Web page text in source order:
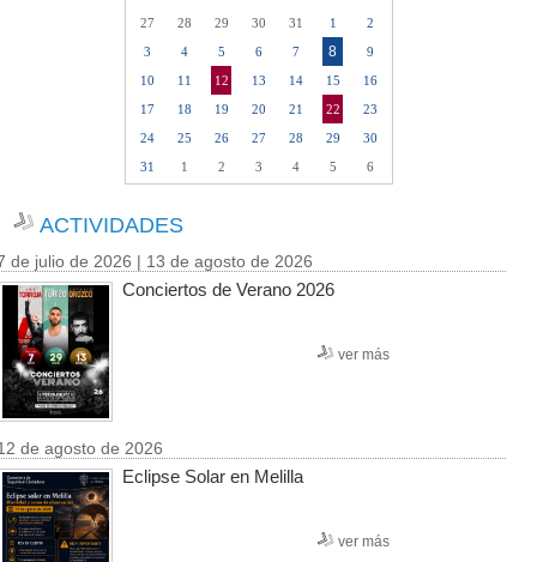
27 28 29 30 31 1
2
3
4 5 6 7 8
9
10
11 12 13 14 15
16
17
18 19 20 21 22
23
24
25 26 27 28 29
30
31
1 2 3 4 5 6
ACTIVIDADES
de julio de 2026 | 13 de agosto de 2026
Conciertos de Verano 2026
ver más
de agosto de 2026
Eclipse Solar en Melilla
ver más